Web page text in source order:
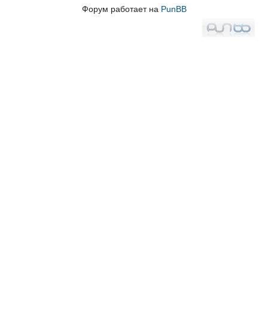
Форум работает на PunBB